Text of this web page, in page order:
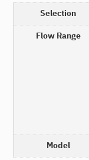
Selection
Flow Range
Model